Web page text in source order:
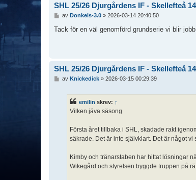
SHL 25/26 Djurgårdens IF - Skellefteå
l
av Donkels-3.0» 2026-03-14 20:40:50
Tack för en väl genomförd grundserie vi blir
SHL 25/26 Djurgårdens IF - Skellefteå
av Knickedick» 2026-03-15 00:29:39
emilin skrev: ↑
Vilken jäva säsong
Första året tillbaka i SHL, skadade rakt
säkrade. Det är inte självklart. Det är något vi
Kimby och tränarstaben har hittat lösningar
Wikegård och styrelsen byggde truppen på